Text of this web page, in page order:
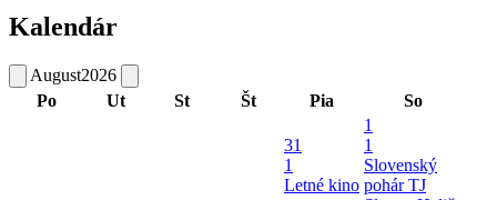
Kalendár
August2026
Po
Ut St Št Pia So
31
1
Letné kino
1
1
Slovenský
pohár TJ